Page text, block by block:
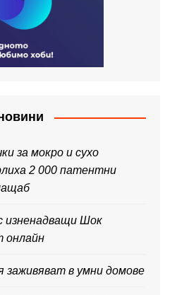
за мокро и сухо
2 000 патентни
изненадващи Шок
онлайн
заживяват в умни домове